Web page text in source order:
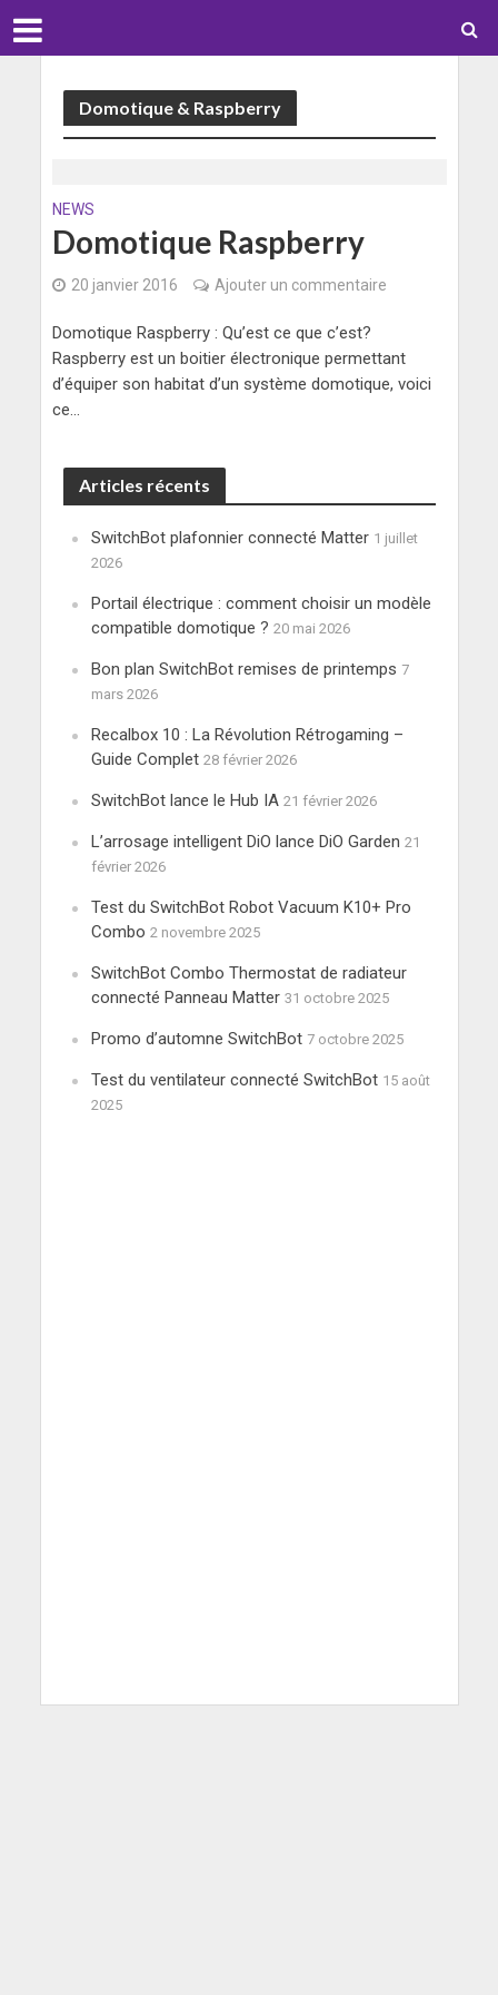
Domotique & Raspberry
NEWS
Domotique Raspberry
20 janvier 2016 Ajouter un commentaire
Domotique Raspberry : Qu’est ce que c’est?
Raspberry est un boitier électronique permettant
d’équiper son habitat d’un système domotique, voici
ce...
Articles récents
SwitchBot plafonnier connecté Matter 1 juillet
2026
Portail électrique : comment choisir un modèle
compatible domotique ? 20 mai 2026
Bon plan SwitchBot remises de printemps 7
mars 2026
Recalbox 10 : La Révolution Rétrogaming –
Guide Complet 28 février 2026
SwitchBot lance le Hub IA 21 février 2026
L’arrosage intelligent DiO lance DiO Garden 21
février 2026
Test du SwitchBot Robot Vacuum K10+ Pro
Combo 2 novembre 2025
SwitchBot Combo Thermostat de radiateur
connecté Panneau Matter 31 octobre 2025
Promo d’automne SwitchBot 7 octobre 2025
Test du ventilateur connecté SwitchBot 15 août
2025